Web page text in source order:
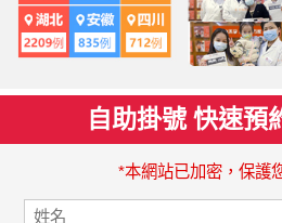
自助掛號 快速預
*本網站已加密，保護